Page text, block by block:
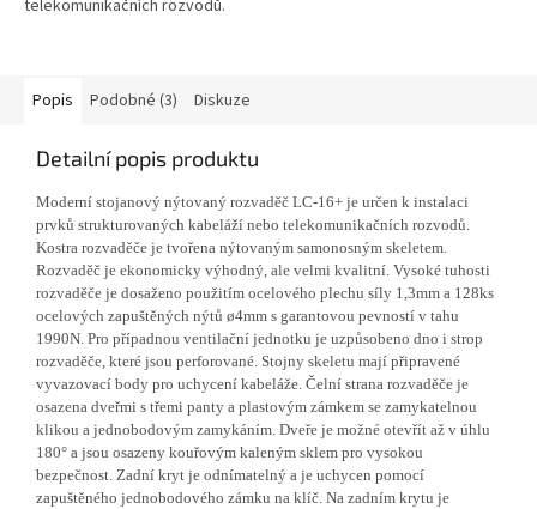
telekomunikačních rozvodů.
Popis Podobné (3) Diskuze
Detailní popis produktu
Moderní stojanový nýtovaný rozvaděč LC-16+ je určen k instalaci
prvků strukturovaných kabeláží nebo telekomunikačních rozvodů.
Kostra rozvaděče je tvořena nýtovaným samonosným skeletem.
Rozvaděč je ekonomicky výhodný, ale velmi kvalitní. Vysoké tuhosti
rozvaděče je dosaženo použitím ocelového plechu síly 1,3mm a 128ks
ocelových zapuštěných nýtů ø4mm s garantovou pevností v tahu
1990N. Pro případnou ventilační jednotku je uzpůsobeno dno i strop
rozvaděče, které jsou perforované. Stojny skeletu mají připravené
vyvazovací body pro uchycení kabeláže. Čelní strana rozvaděče je
osazena dveřmi s třemi panty a plastovým zámkem se zamykatelnou
klikou a jednobodovým zamykáním. Dveře je možné otevřít až v úhlu
180° a jsou osazeny kouřovým kaleným sklem pro vysokou
bezpečnost. Zadní kryt je odnímatelný a je uchycen pomocí
zapuštěného jednobodového zámku na klíč. Na zadním krytu je